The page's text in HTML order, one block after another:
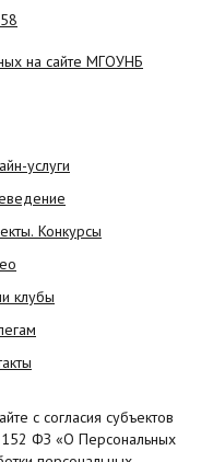
на сайте МГОУНБ
услуги
Конкурсы
клубы
с согласия субъектов
152 ФЗ «О Персональных